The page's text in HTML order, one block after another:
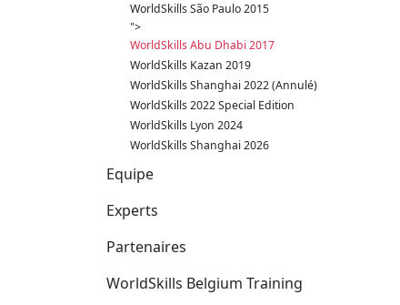
WorldSkills São Paulo 2015
">
WorldSkills Abu Dhabi 2017
WorldSkills Kazan 2019
WorldSkills Shanghai 2022 (Annulé)
WorldSkills 2022 Special Edition
WorldSkills Lyon 2024
WorldSkills Shanghai 2026
Equipe
Experts
Partenaires
WorldSkills Belgium Training